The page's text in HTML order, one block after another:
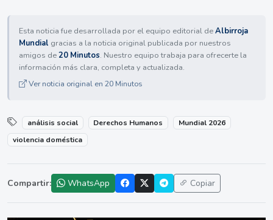
Esta noticia fue desarrollada por el equipo editorial deAlbirroja
Mundial gracias a la noticia original publicada por nuestros
amigos de20 Minutos. Nuestro equipo trabaja para ofrecerte la
información más clara, completa y actualizada.
Ver noticia original en 20 Minutos
análisis social Derechos Humanos
Mundial 2026
violencia doméstica
Compartir: WhatsApp Copiar